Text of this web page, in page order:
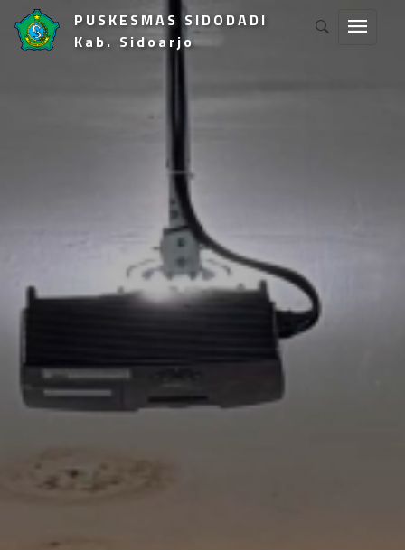
PUSKESMAS SIDODADI
Kab. Sidoarjo